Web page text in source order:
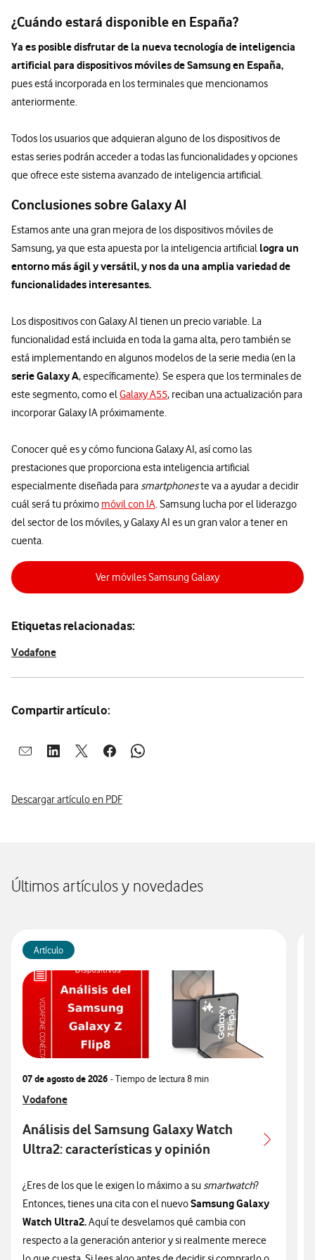
¿Cuándo estará disponible en España?
Ya es posible disfrutar de la nueva tecnología de inteligencia
artificial para dispositivos móviles de Samsung en España,
pues está incorporada en los terminales que mencionamos
anteriormente.
Todos los usuarios que adquieran alguno de los dispositivos de
estas series podrán acceder a todas las funcionalidades y opciones
que ofrece este sistema avanzado de inteligencia artificial.
Conclusiones sobre Galaxy AI
Estamos ante una gran mejora de los dispositivos móviles de
Samsung, ya que esta apuesta por la inteligencia artificial logra un
entorno más ágil y versátil, y nos da una amplia variedad de
funcionalidades interesantes.
Los dispositivos con Galaxy AI tienen un precio variable. La
funcionalidad está incluida en toda la gama alta, pero también se
está implementando en algunos modelos de la serie media (en la
serie Galaxy A, específicamente). Se espera que los terminales de
este segmento, como elGalaxy A55, reciban una actualización para
incorporar Galaxy IA próximamente.
Conocer qué es y cómo funciona Galaxy AI, así como las
prestaciones que proporciona esta inteligencia artificial
especialmente diseñada para smartphoneste va a ayudar a decidir
cuál será tu próximo móvil con IA. Samsung lucha por el liderazgo
del sector de los móviles, y Galaxy AI es un gran valor a tener en
cuenta.
Ver móviles Samsung Galaxy
Etiquetas relacionadas:
Vodafone
Compartir artículo:
Abrir ventana para compartir en mail
Abrir ventana para compartir en linkedin
Abrir ventana para compartir en twitter
Abrir ventana para compartir en facebook
Abrir ventana para compartir en
Descargar artículo en PDF
Últimos artículos y novedades
Artículo
07 de agosto de 2026 - Tiempo de lectura8 min
Ver más articulos relacionados con
Vodafone
Análisis del Samsung Galaxy Watch
Ultra2: características y opinión
¿Eres de los que le exigen lo máximo a su smartwatch?
Entonces, tienes una cita con el nuevoSamsung Galaxy
Watch Ultra2.Aquí te desvelamos qué cambia con
respecto a la generación anterior y si realmente merece